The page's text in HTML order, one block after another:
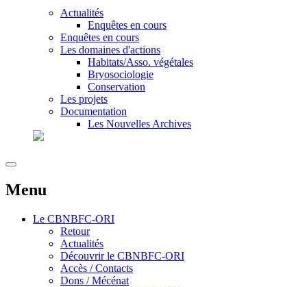
Actualités
Enquêtes en cours
Enquêtes en cours
Les domaines d'actions
Habitats/Asso. végétales
Bryosociologie
Conservation
Les projets
Documentation
Les Nouvelles Archives
Menu
Le CBNBFC-ORI
Retour
Actualités
Découvrir le CBNBFC-ORI
Accès / Contacts
Dons / Mécénat